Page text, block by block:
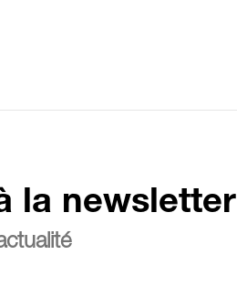
la newsletter